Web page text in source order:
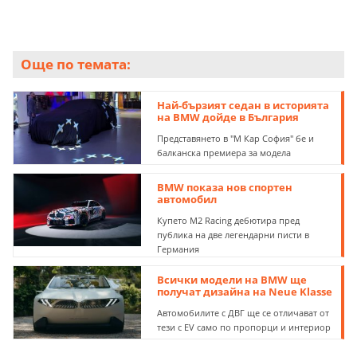
Още по темата:
Най-бързият седан в историята
на BMW дойде в България
Представянето в "М Кар София" бе и
балканска премиера за модела
BMW показа нов спортен
автомобил
Купето M2 Racing дебютира пред
публика на две легендарни писти в
Германия
Всички модели на BMW ще
получат дизайна на Neue Klasse
Автомобилите с ДВГ ще се отличават от
тези с EV само по пропорци и интериор